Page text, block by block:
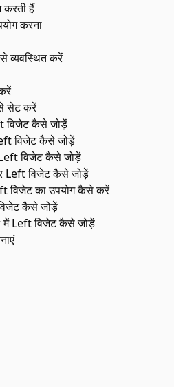
हैं
करना
व्यवस्थित करें
सेट करें
विजेट कैसे जोड़ें
विजेट कैसे जोड़ें
विजेट कैसे जोड़ें
Left विजेट कैसे जोड़ें
विजेट का उपयोग कैसे करें
कैसे जोड़ें
Left विजेट कैसे जोड़ें